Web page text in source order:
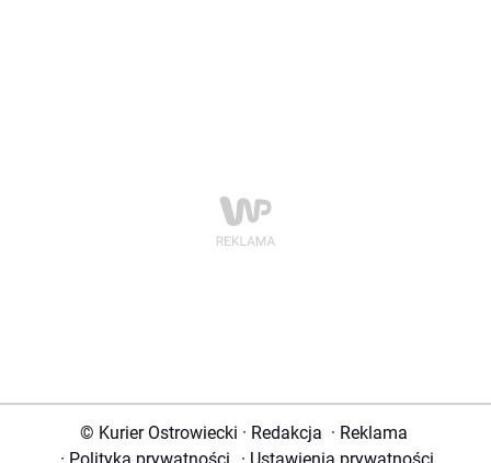
© Kurier Ostrowiecki · Redakcja · Reklama